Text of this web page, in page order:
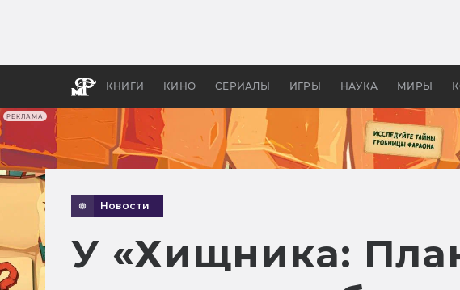
РЕКЛАМА
КНИГИ КИНО СЕРИАЛЫ ИГРЫ НАУКА МИРЫ
апокалипсис, в
Новости
У «Хищника: